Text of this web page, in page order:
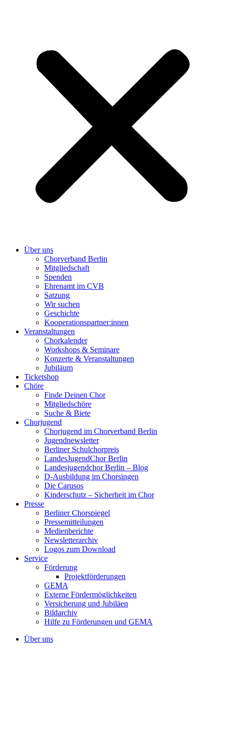
Über uns
Chorverband Berlin
Mitgliedschaft
Spenden
Ehrenamt im CVB
Satzung
Wir suchen
Geschichte
Kooperationspartner:innen
Veranstaltungen
Chorkalender
Workshops & Seminare
Konzerte & Veranstaltungen
Jubiläum
Ticketshop
Chöre
Finde Deinen Chor
Mitgliedschöre
Suche & Biete
Chorjugend
Chorjugend im Chorverband Berlin
Jugendnewsletter
Berliner Schulchorpreis
LandesJugendChor Berlin
Landesjugendchor Berlin – Blog
D-Ausbildung im Chorsingen
Die Carusos
Kinderschutz – Sicherheit im Chor
Presse
Berliner Chorspiegel
Pressemitteilungen
Medienberichte
Newsletterarchiv
Logos zum Download
Service
Förderung
Projektförderungen
GEMA
Externe Fördermöglichkeiten
Versicherung und Jubiläen
Bildarchiv
Hilfe zu Förderungen und GEMA
Über uns